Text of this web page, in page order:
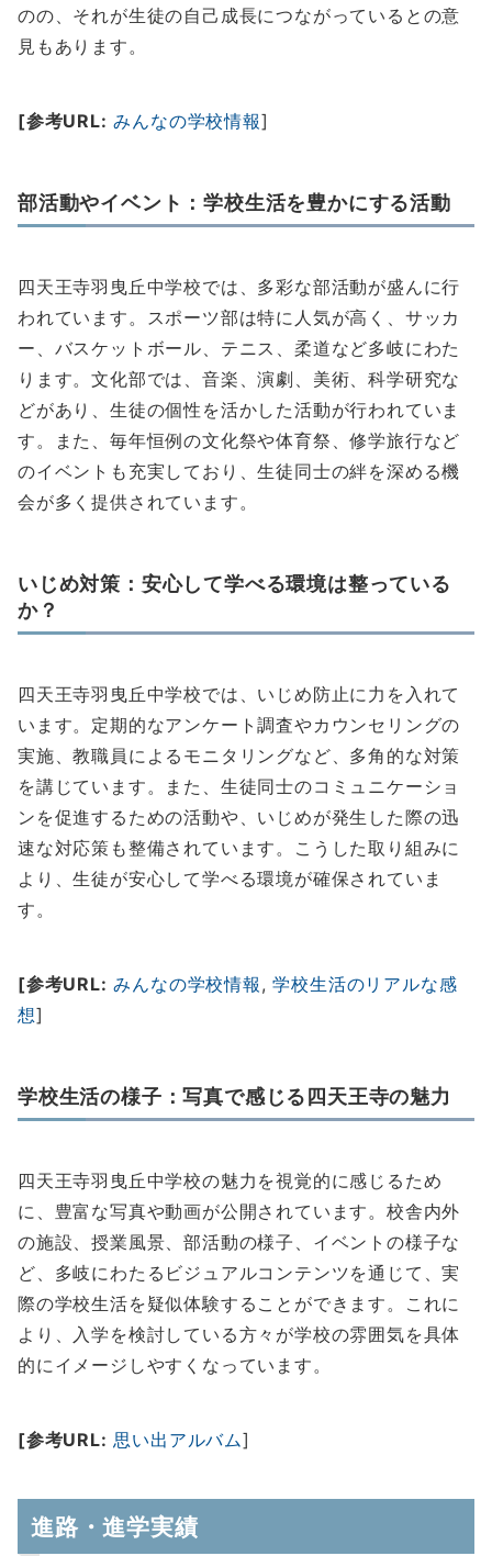
のの、それが生徒の自己成長につながっているとの意
見もあります。
[参考URL: みんなの学校情報]
部活動やイベント：学校生活を豊かにする活動
四天王寺羽曳丘中学校では、多彩な部活動が盛んに行
われています。スポーツ部は特に人気が高く、サッカ
ー、バスケットボール、テニス、柔道など多岐にわた
ります。文化部では、音楽、演劇、美術、科学研究な
どがあり、生徒の個性を活かした活動が行われていま
す。また、毎年恒例の文化祭や体育祭、修学旅行など
のイベントも充実しており、生徒同士の絆を深める機
会が多く提供されています。
いじめ対策：安心して学べる環境は整っている
か？
四天王寺羽曳丘中学校では、いじめ防止に力を入れて
います。定期的なアンケート調査やカウンセリングの
実施、教職員によるモニタリングなど、多角的な対策
を講じています。また、生徒同士のコミュニケーショ
ンを促進するための活動や、いじめが発生した際の迅
速な対応策も整備されています。こうした取り組みに
より、生徒が安心して学べる環境が確保されていま
す。
[参考URL: みんなの学校情報 ,学校生活のリアルな感
想]
学校生活の様子：写真で感じる四天王寺の魅力
四天王寺羽曳丘中学校の魅力を視覚的に感じるため
に、豊富な写真や動画が公開されています。校舎内外
の施設、授業風景、部活動の様子、イベントの様子な
ど、多岐にわたるビジュアルコンテンツを通じて、実
際の学校生活を疑似体験することができます。これに
より、入学を検討している方々が学校の雰囲気を具体
的にイメージしやすくなっています。
[参考URL: 思い出アルバム]
進路・進学実績